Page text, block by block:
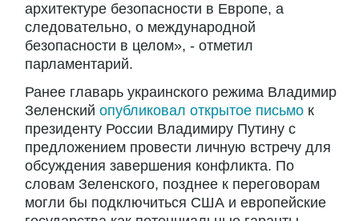
архитектуре безопасности в Европе, а
следовательно, о международной
безопасности в целом», - отметил
парламентарий.
Ранее главарь украинского режима Владимир
Зеленский опубликовал открытое письмо к
президенту России Владимиру Путину с
предложением провести личную встречу для
обсуждения завершения конфликта. По
словам Зеленского, позднее к переговорам
могли бы подключиться США и европейские